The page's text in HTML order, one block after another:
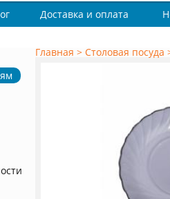
Доставка и оплата
Главная > Столовая посуда